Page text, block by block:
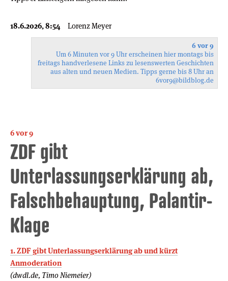
18.6.2026, 8:54 Lorenz Meyer
6 vor 9
Um 6 Minuten vor 9 Uhr erscheinen hier montags bis
freitags handverlesene Links zu lesenswerten Geschichten
aus alten und neuen Medien. Tipps gerne bis 8 Uhr an
6vor9@bildblog.de
6 vor 9
ZDF gibt
Unterlassungserklärung ab,
Falschbehauptung, Palantir-
Klage
1. ZDF gibt Unterlassungserklärung ab und kürzt
Anmoderation
(dwdl.de, Timo Niemeier)